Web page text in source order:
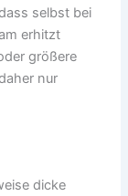
selbst bei
erhitzt
größere
nur
dicke